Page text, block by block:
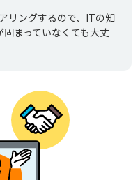
リングするので、ITの知
まっていなくても大丈